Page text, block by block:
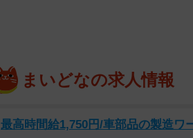
まいどなの求人情報
最高時間給1,750円/車部品の製造ワ